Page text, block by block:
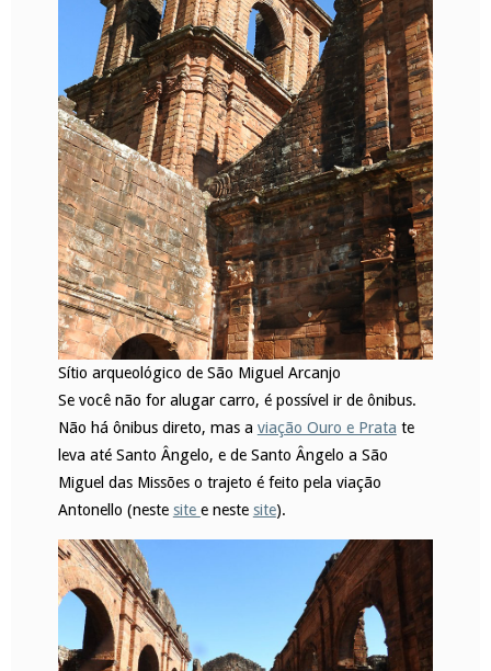
Sítio arqueológico de São Miguel Arcanjo
Se você não for alugar carro, é possível ir de ônibus.
Não há ônibus direto, mas a viação Ouro e Prata te
leva até Santo Ângelo, e de Santo Ângelo a São
Miguel das Missões o trajeto é feito pela viação
Antonello (neste site e neste site).